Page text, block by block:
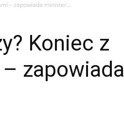
– zapowiada minister...
Koniec z
zapowiada